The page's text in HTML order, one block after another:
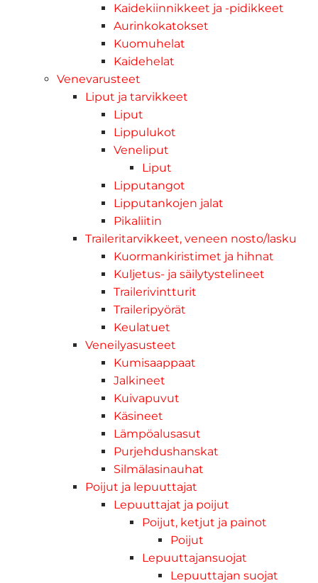
Kaidekiinnikkeet ja -pidikkeet
Aurinkokatokset
Kuomuhelat
Kaidehelat
Venevarusteet
Liput ja tarvikkeet
Liput
Lippulukot
Veneliput
Liput
Lipputangot
Lipputankojen jalat
Pikaliitin
Traileritarvikkeet, veneen nosto/lasku
Kuormankiristimet ja hihnat
Kuljetus- ja säilytystelineet
Trailerivintturit
Traileripyörät
Keulatuet
Veneilyasusteet
Kumisaappaat
Jalkineet
Kuivapuvut
Käsineet
Lämpöalusasut
Purjehdushanskat
Silmälasinauhat
Poijut ja lepuuttajat
Lepuuttajat ja poijut
Poijut, ketjut ja painot
Poijut
Lepuuttajansuojat
Lepuuttajan suojat